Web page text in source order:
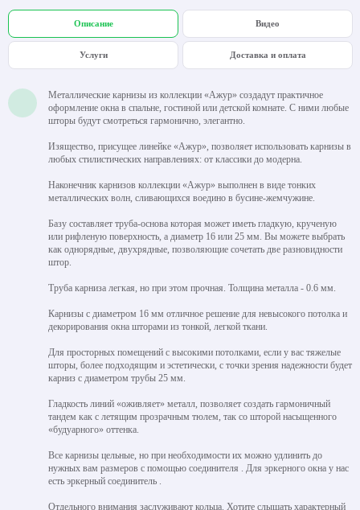
Описание Видео
Услуги Доставка и оплата
Металлические карнизы из коллекции «Ажур» создадут практичное
оформление окна в спальне, гостиной или детской комнате. С ними любые
шторы будут смотреться гармонично, элегантно.
Изящество, присущее линейке «Ажур», позволяет использовать карнизы в
любых стилистических направлениях: от классики до модерна.
Наконечник карнизов коллекции «Ажур» выполнен в виде тонких
металлических волн, сливающихся воедино в бусине-жемчужине.
Базу составляет труба-основа которая может иметь гладкую, крученую
или рифленую поверхность, а диаметр 16 или 25 мм. Вы можете выбрать
как однорядные, двухрядные, позволяющие сочетать две разновидности
штор.
Труба карниза легкая, но при этом прочная. Толщина металла - 0.6 мм.
Карнизы с диаметром 16 мм отличное решение для невысокого потолка и
декорирования окна шторами из тонкой, легкой ткани.
Для просторных помещений с высокими потолками, если у вас тяжелые
шторы, более подходящим и эстетически, с точки зрения надежности будет
карниз с диаметром трубы 25 мм.
Гладкость линий «оживляет» металл, позволяет создать гармоничный
тандем как с летящим прозрачным тюлем, так со шторой насыщенного
«будуарного» оттенка.
Все карнизы цельные, но при необходимости их можно удлинить до
нужных вам размеров с помощью соединителя . Для эркерного окна у нас
есть эркерный соединитель .
Отдельного внимания заслуживают кольца. Хотите слышать характерный